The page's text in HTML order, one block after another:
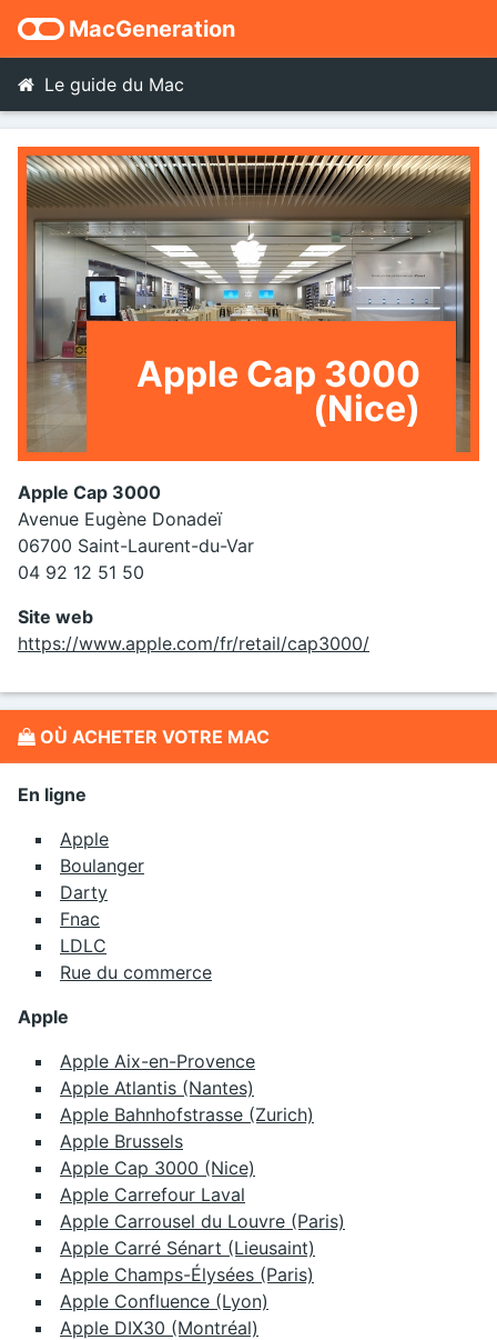
MacGeneration
Le guide du Mac
Apple Cap 3000
(Nice)
Apple Cap 3000
Avenue Eugène Donadeï
06700 Saint-Laurent-du-Var
04 92 12 51 50
Site web
https://www.apple.com/fr/retail/cap3000/
OÙ ACHETER VOTRE MAC
En ligne
Apple
Boulanger
Darty
Fnac
LDLC
Rue du commerce
Apple
Apple Aix-en-Provence
Apple Atlantis (Nantes)
Apple Bahnhofstrasse (Zurich)
Apple Brussels
Apple Cap 3000 (Nice)
Apple Carrefour Laval
Apple Carrousel du Louvre (Paris)
Apple Carré Sénart (Lieusaint)
Apple Champs-Élysées (Paris)
Apple Confluence (Lyon)
Apple DIX30 (Montréal)